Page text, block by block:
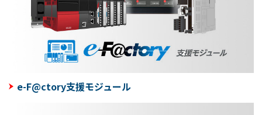
e-F@ctory支援モジュール